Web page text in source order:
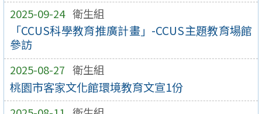
2025-09-24 衛生組
「CCUS科學教育推廣計畫」-CCUS主題教育場館
參訪
2025-08-27 衛生組
桃園市客家文化館環境教育文宣1份